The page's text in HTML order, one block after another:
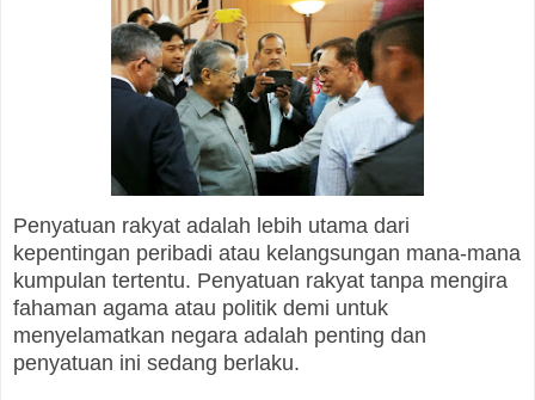
Penyatuan rakyat adalah lebih utama dari
kepentingan peribadi atau kelangsungan mana-mana
kumpulan tertentu. Penyatuan rakyat tanpa mengira
fahaman agama atau politik demi untuk
menyelamatkan negara adalah penting dan
penyatuan ini sedang berlaku.